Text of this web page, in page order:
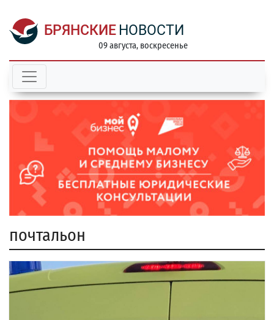
БРЯНСКИЕ НОВОСТИ
09 августа, воскресенье
почтальон